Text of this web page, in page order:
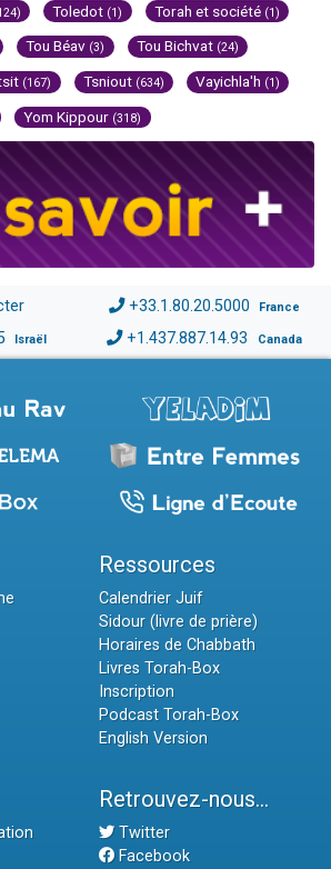
Toledot (1) Torah et société (1)
Tou Béav (3) Tou Bichvat (24)
(167) Tsniout (634) Vayichla'h (1)
Yom Kippour (318)
+33.1.80.20.5000 France
Israël +1.437.887.14.93 Canada
Ressources
Calendrier Juif
Sidour (livre de prière)
Horaires de Chabbath
Livres Torah-Box
Inscription
Podcast Torah-Box
English Version
Retrouvez-nous...
Twitter
Facebook